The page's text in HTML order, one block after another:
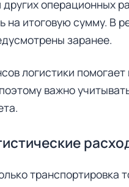
операционных
на итоговую сумму. В
заранее.
логистики
важно
транспортировка